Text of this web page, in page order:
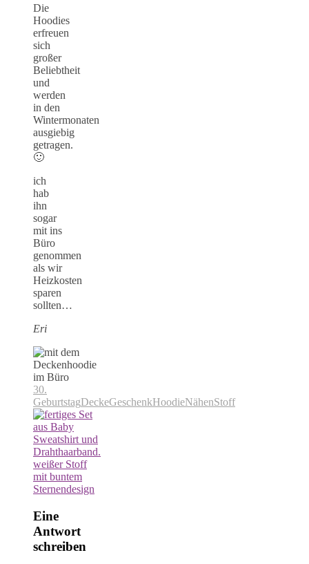
Die
Hoodies
erfreuen
sich
großer
Beliebtheit
und
werden
in den
Wintermonaten
ausgiebig
getragen.
🙂
ich
hab
ihn
sogar
mit ins
Büro
genommen
als wir
Heizkosten
sparen
sollten…
Eri
30.
GeburtstagDeckeGeschenkHoodieNähenStoff
Eine
Antwort
schreiben